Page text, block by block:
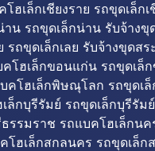
ฮเล็กเชียงราย รถขุดเล็ก
น รถขุดเล็กน่าน รับจ้าง
ถขุดเล็กเลย รับจ้างขุดสร
โฮเล็กขอนแก่น รถขุดเ
โฮเล็กพิษณุโลก รถขุด
ล็กบุรีรัมย์ รถขุดเล็กบุรีรั
รรมราช รถแบคโฮเล็ก
ฮเล็กสกลนคร รถขุดเล็